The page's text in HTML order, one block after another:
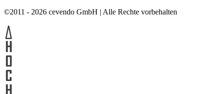
©2011 - 2026 cevendo GmbH | Alle Rechte vorbehalten